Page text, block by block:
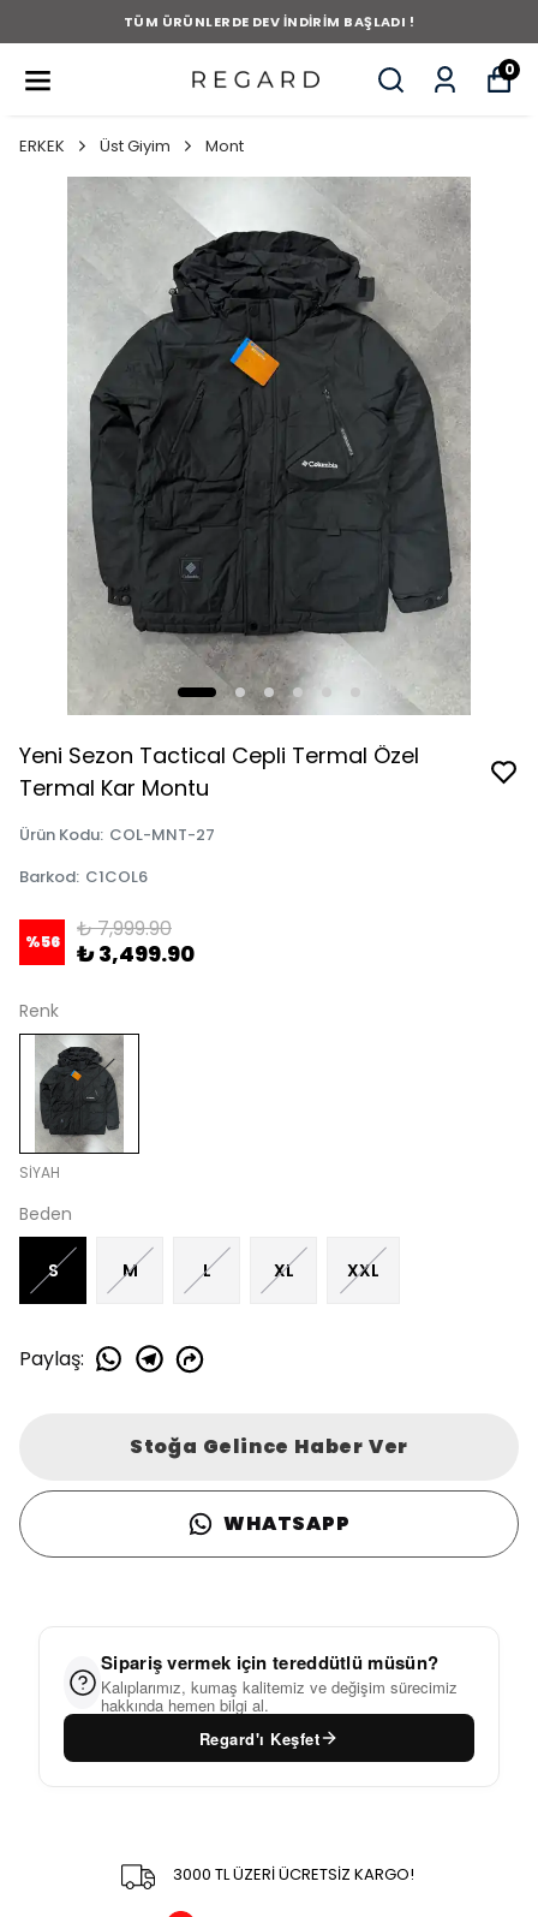
TÜM ÜRÜNLERDE DEV İNDİRİM BAŞLADI !
0
ERKEK Üst Giyim Mont
Yeni Sezon Tactical Cepli Termal Özel
Termal Kar Montu
Ürün Kodu: COL-MNT-27
Barkod: C1COL6
%56 ₺ 7,999.90
₺ 3,499.90
Renk
SİYAH
Beden
S M L XL XXL
Paylaş:
Stoğa Gelince Haber Ver
WHATSAPP
Sipariş vermek için tereddütlü müsün?
Kalıplarımız, kumaş kalitemiz ve değişim sürecimiz
hakkında hemen bilgi al.
Regard'ı Keşfet
3000 TL ÜZERİ ÜCRETSİZ KARGO!